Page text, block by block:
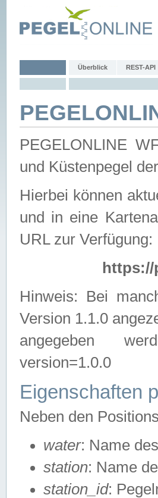
Überblick REST-API
PEGELONLINE
und Küstenpegel
Hierbei können
und in eine
URL zur Verfügung:
Hinweis: Bei
Version 1.1.0
angegeben
version=1.0.0
Eigenschaften
Neben den
water: Name
station: Name
station_id: